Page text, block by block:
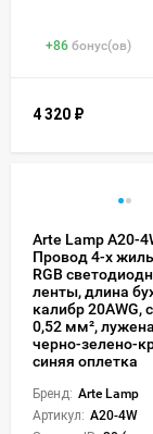
+86 бонус(ов)
4 320 ₽
Arte Lamp A20-
Провод 4-х
RGB
ленты, длина
калибр 20AWG,
0,52 мм²,
черно-зелено-
синяя оплетка
Бренд: Arte Lamp
Артикул: A20-4W